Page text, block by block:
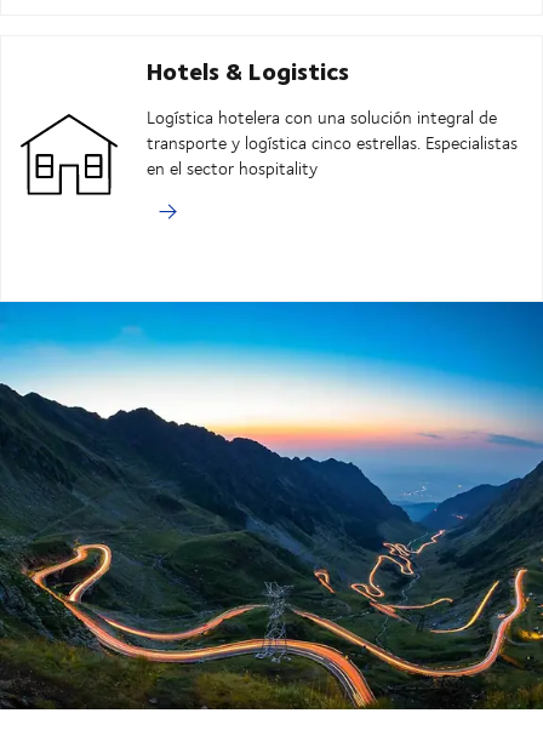
Hotels & Logistics
Logística hotelera con una solución integral de
transporte y logística cinco estrellas. Especialistas
en el sector hospitality